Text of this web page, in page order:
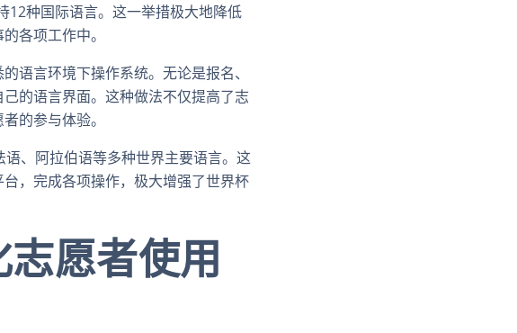
12种国际语言。这一举措极大地降低
各项工作中。
语言环境下操作系统。无论是报名、
的语言界面。这种做法不仅提高了志
的参与体验。
、阿拉伯语等多种世界主要语言。这
，完成各项操作，极大增强了世界杯
愿者使用